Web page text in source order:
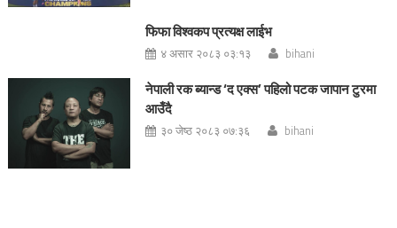
फिफा विश्वकप प्रत्यक्ष लाईभ
४ असार २०८३ ०३:१३ bihani
नेपाली रक ब्यान्ड ‘द एक्स’ पहिलो पटक जापान टुरमा
आउँदै
३० जेष्ठ २०८३ ०७:३६ bihani